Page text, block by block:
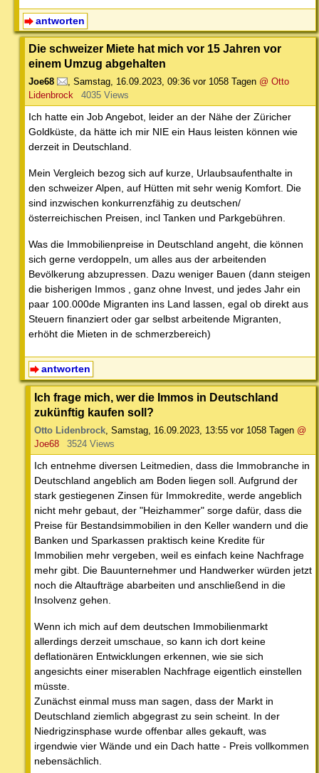
antworten
Die schweizer Miete hat mich vor 15 Jahren vor
einem Umzug abgehalten
Joe68 , Samstag, 16.09.2023, 09:36 vor 1058 Tagen @ Otto
Lidenbrock
4035 Views
Ich hatte ein Job Angebot, leider an der Nähe der Züricher
Goldküste, da hätte ich mir NIE ein Haus leisten können wie
derzeit in Deutschland.
Mein Vergleich bezog sich auf kurze, Urlaubsaufenthalte in
den schweizer Alpen, auf Hütten mit sehr wenig Komfort. Die
sind inzwischen konkurrenzfähig zu deutschen/
österreichischen Preisen, incl Tanken und Parkgebühren.
Was die Immobilienpreise in Deutschland angeht, die können
sich gerne verdoppeln, um alles aus der arbeitenden
Bevölkerung abzupressen. Dazu weniger Bauen (dann steigen
die bisherigen Immos , ganz ohne Invest, und jedes Jahr ein
paar 100.000de Migranten ins Land lassen, egal ob direkt aus
Steuern finanziert oder gar selbst arbeitende Migranten,
erhöht die Mieten in de schmerzbereich)
antworten
Ich frage mich, wer die Immos in Deutschland
zukünftig kaufen soll?
Otto Lidenbrock, Samstag, 16.09.2023, 13:55 vor 1058 Tagen @
Joe68
3524 Views
Ich entnehme diversen Leitmedien, dass die Immobranche in
Deutschland angeblich am Boden liegen soll. Aufgrund der
stark gestiegenen Zinsen für Immokredite, werde angeblich
nicht mehr gebaut, der "Heizhammer" sorge dafür, dass die
Preise für Bestandsimmobilien in den Keller wandern und die
Banken und Sparkassen praktisch keine Kredite für
Immobilien mehr vergeben, weil es einfach keine Nachfrage
mehr gibt. Die Bauunternehmer und Handwerker würden jetzt
noch die Altaufträge abarbeiten und anschließend in die
Insolvenz gehen.
Wenn ich mich auf dem deutschen Immobilienmarkt
allerdings derzeit umschaue, so kann ich dort keine
deflationären Entwicklungen erkennen, wie sie sich
angesichts einer miserablen Nachfrage eigentlich einstellen
müsste.
Zunächst einmal muss man sagen, dass der Markt in
Deutschland ziemlich abgegrast zu sein scheint. In der
Niedrigzinsphase wurde offenbar alles gekauft, was
irgendwie vier Wände und ein Dach hatte - Preis vollkommen
nebensächlich.